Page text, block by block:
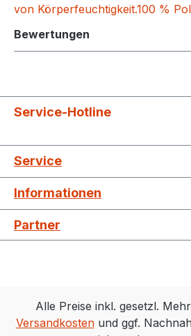
von Körperfeuchtigkeit.100 %
Bewertungen
Service-Hotline
Service
Informationen
Partner
Alle Preise inkl. gesetzl.
Versandkostenund ggf.